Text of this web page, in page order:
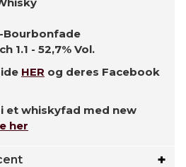
Bourbonfade
1.1 - 52,7% Vol.
HER og deres Facebook
et whiskyfad med new
her